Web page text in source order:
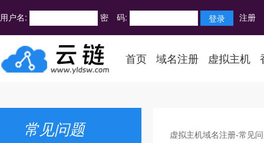
用户名: 密 码: 注册
首页 域名注册 虚拟主机
常见问题 虚拟主机域名注册-常见